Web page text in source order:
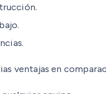
ventajas en